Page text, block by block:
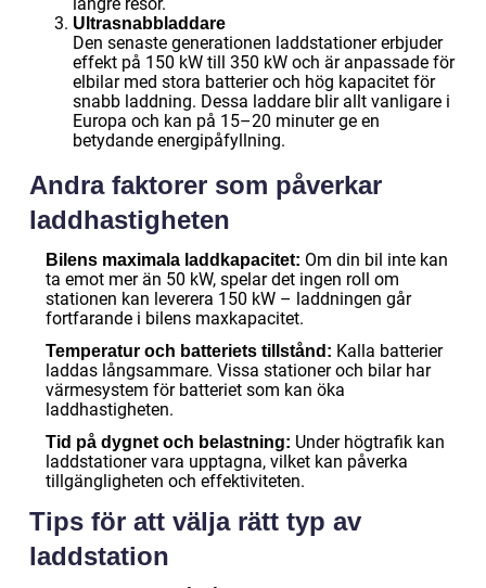
Ultrasnabbladdare
Den senaste generationen laddstationer erbjuder
effekt på 150 kW till 350 kW och är anpassade för
elbilar med stora batterier och hög kapacitet för
snabb laddning. Dessa laddare blir allt vanligare i
Europa och kan på 15–20 minuter ge en
betydande energipåfyllning.
Andra faktorer som påverkar
laddhastigheten
Bilens maximala laddkapacitet: Om din bil inte kan
ta emot mer än 50 kW, spelar det ingen roll om
stationen kan leverera 150 kW – laddningen går
fortfarande i bilens maxkapacitet.
Temperatur och batteriets tillstånd: Kalla batterier
laddas långsammare. Vissa stationer och bilar har
värmesystem för batteriet som kan öka
laddhastigheten.
Tid på dygnet och belastning: Under högtrafik kan
laddstationer vara upptagna, vilket kan påverka
tillgängligheten och effektiviteten.
Tips för att välja rätt typ av
laddstation